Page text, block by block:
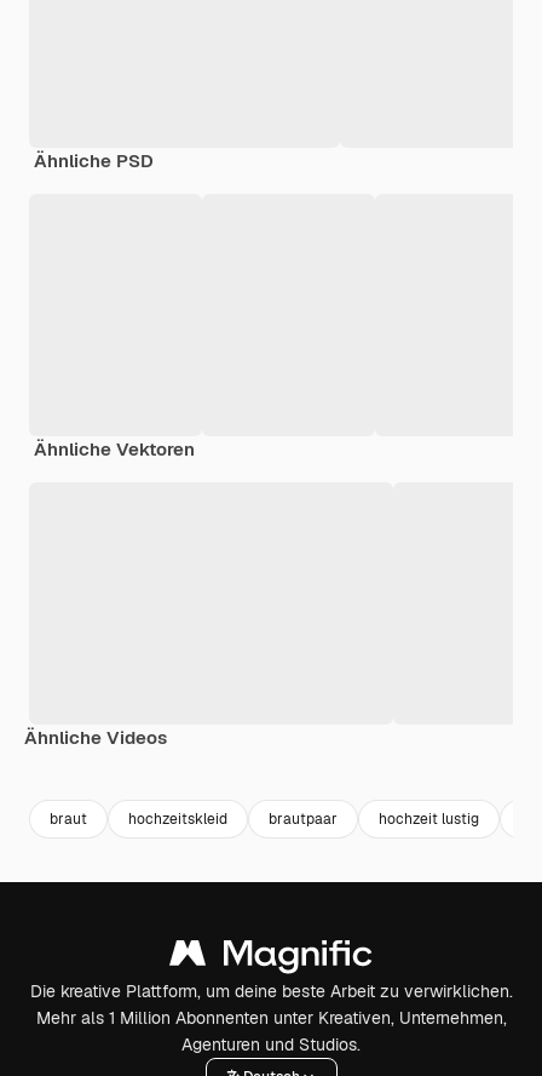
Ähnliche PSD
Ähnliche Vektoren
Ähnliche Videos
braut hochzeitskleid brautpaar hochzeit lustig
Die kreative Plattform, um deine beste Arbeit zu verwirklichen.
Mehr als 1 Million Abonnenten unter Kreativen, Unternehmen,
Agenturen und Studios.